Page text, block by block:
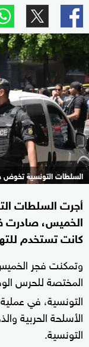
السلطات التونسية تخوض
أجرت السلطات
الخميس، صادرت
كانت تستخدم
وتمكنت فجر
المختصة للحرس
التونسية، في
الأسلحة الحربية
التونسية.